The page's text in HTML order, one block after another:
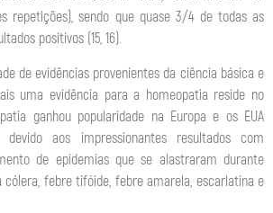
repetições), sendo que quase 3/4 de todas as
positivos (15, 16).
de evidências provenientes da ciência básica e
uma evidência para a homeopatia reside no
ganhou popularidade na Europa e os EUA
aos impressionantes resultados com
de epidemias que se alastraram durante
cólera, febre tifóide, febre amarela, escarlatina e